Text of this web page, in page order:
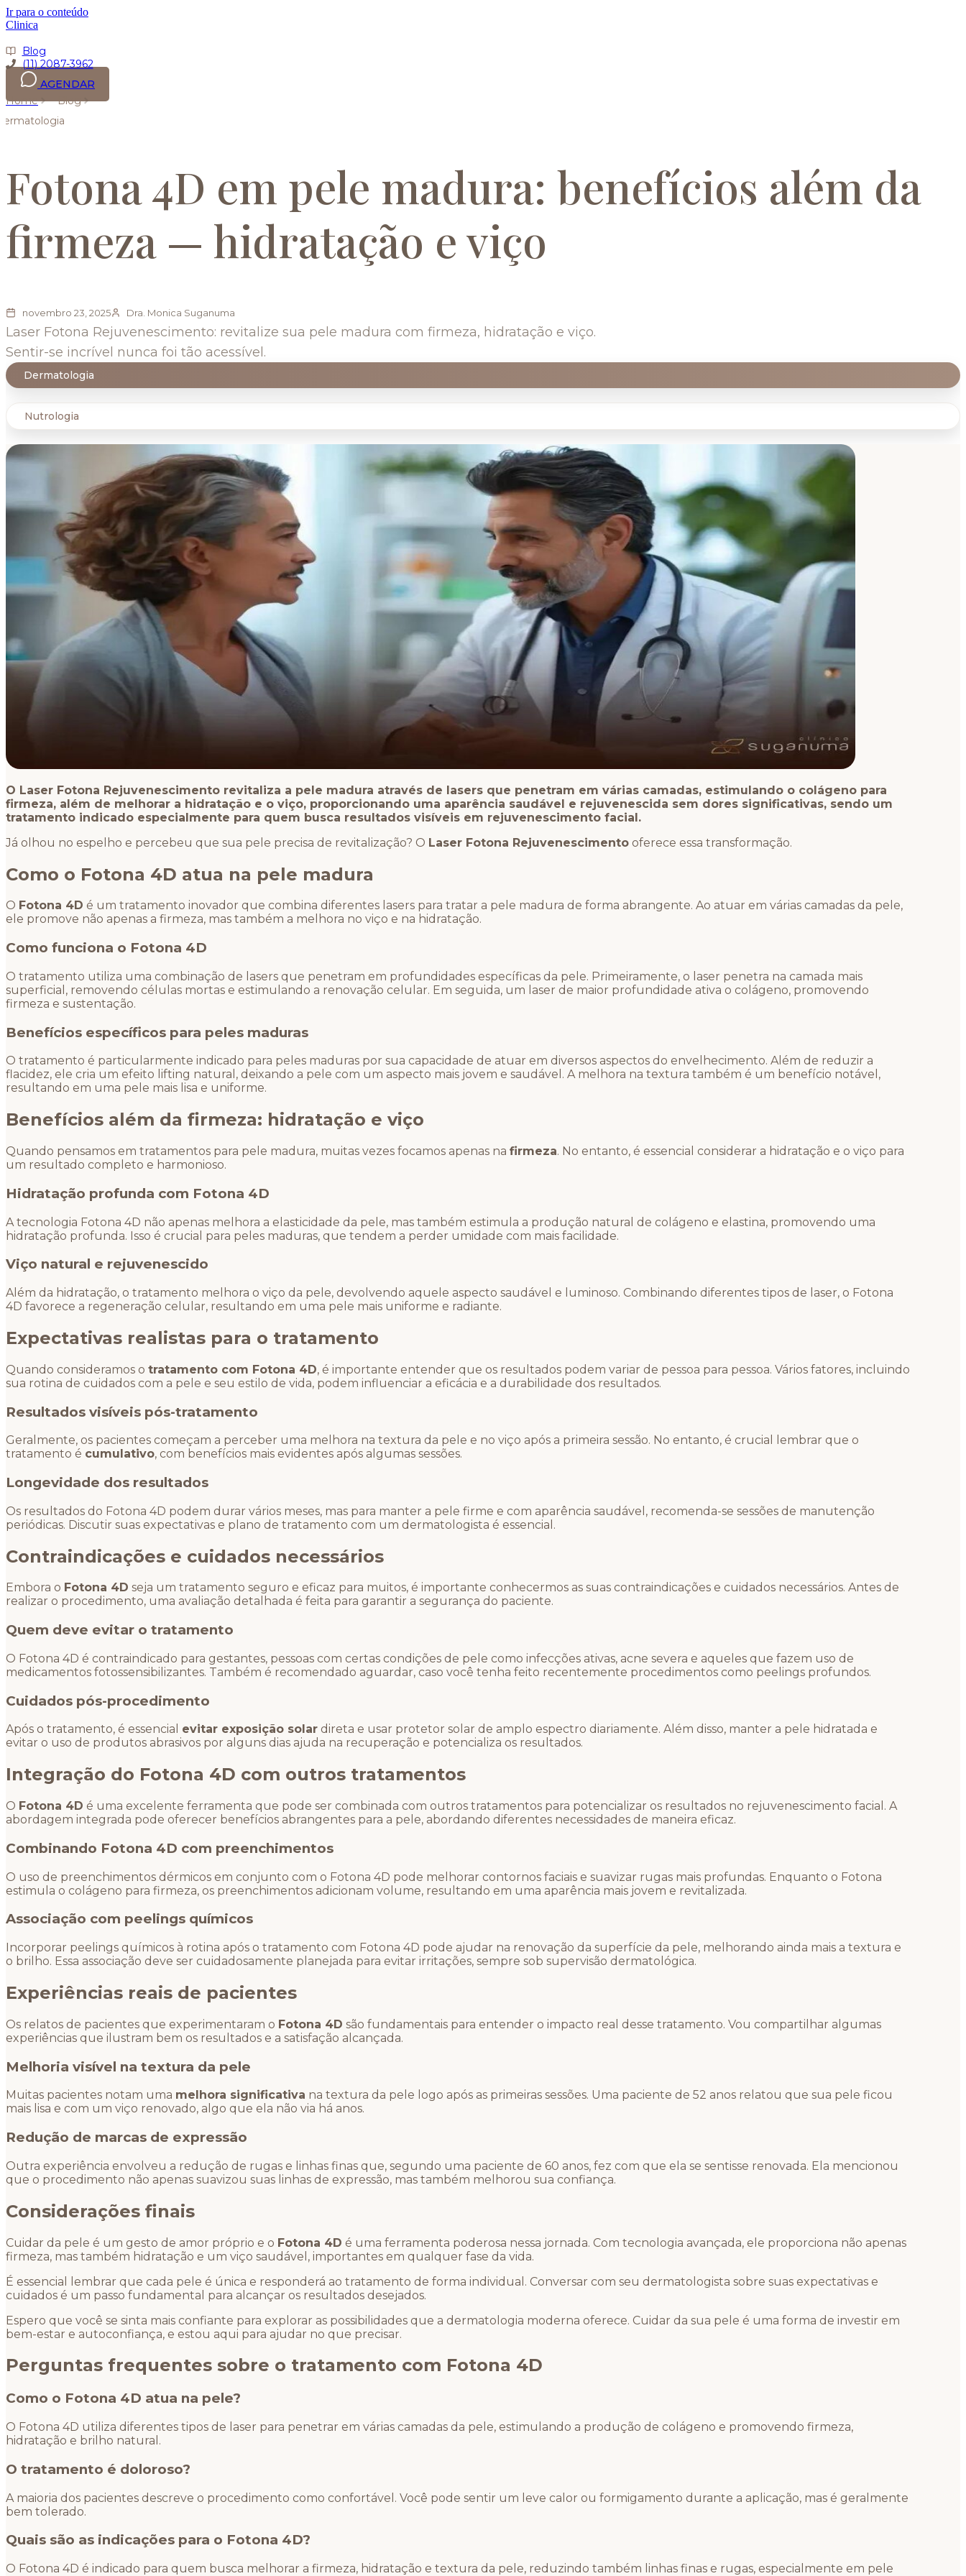
Ir para o conteúdo
Clinica
Blog
(11) 2087-3962
AGENDAR
Home
Blog
Fotona 4D em pele madura: benefícios além da
firmeza — hidratação e viço
novembro 23, 2025 Dra. Monica Suganuma
Laser Fotona Rejuvenescimento: revitalize sua pele madura com firmeza, hidratação e viço.
Sentir-se incrível nunca foi tão acessível.
Dermatologia
Nutrologia
O Laser Fotona Rejuvenescimento revitaliza a pele madura através de lasers que penetram em várias camadas, estimulando o colágeno para
firmeza, além de melhorar a hidratação e o viço, proporcionando uma aparência saudável e rejuvenescida sem dores significativas, sendo um
tratamento indicado especialmente para quem busca resultados visíveis em rejuvenescimento facial.
Já olhou no espelho e percebeu que sua pele precisa de revitalização? O Laser Fotona Rejuvenescimento oferece essa transformação.
Como o Fotona 4D atua na pele madura
O Fotona 4D é um tratamento inovador que combina diferentes lasers para tratar a pele madura de forma abrangente. Ao atuar em várias camadas da pele,
ele promove não apenas a firmeza, mas também a melhora no viço e na hidratação.
Como funciona o Fotona 4D
O tratamento utiliza uma combinação de lasers que penetram em profundidades específicas da pele. Primeiramente, o laser penetra na camada mais
superficial, removendo células mortas e estimulando a renovação celular. Em seguida, um laser de maior profundidade ativa o colágeno, promovendo
firmeza e sustentação.
Benefícios específicos para peles maduras
O tratamento é particularmente indicado para peles maduras por sua capacidade de atuar em diversos aspectos do envelhecimento. Além de reduzir a
flacidez, ele cria um efeito lifting natural, deixando a pele com um aspecto mais jovem e saudável. A melhora na textura também é um benefício notável,
resultando em uma pele mais lisa e uniforme.
Benefícios além da firmeza: hidratação e viço
Quando pensamos em tratamentos para pele madura, muitas vezes focamos apenas na firmeza. No entanto, é essencial considerar a hidratação e o viço para
um resultado completo e harmonioso.
Hidratação profunda com Fotona 4D
A tecnologia Fotona 4D não apenas melhora a elasticidade da pele, mas também estimula a produção natural de colágeno e elastina, promovendo uma
hidratação profunda. Isso é crucial para peles maduras, que tendem a perder umidade com mais facilidade.
Viço natural e rejuvenescido
Além da hidratação, o tratamento melhora o viço da pele, devolvendo aquele aspecto saudável e luminoso. Combinando diferentes tipos de laser, o Fotona
4D favorece a regeneração celular, resultando em uma pele mais uniforme e radiante.
Expectativas realistas para o tratamento
Quando consideramos o tratamento com Fotona 4D, é importante entender que os resultados podem variar de pessoa para pessoa. Vários fatores, incluindo
sua rotina de cuidados com a pele e seu estilo de vida, podem influenciar a eficácia e a durabilidade dos resultados.
Resultados visíveis pós-tratamento
Geralmente, os pacientes começam a perceber uma melhora na textura da pele e no viço após a primeira sessão. No entanto, é crucial lembrar que o
tratamento é cumulativo, com benefícios mais evidentes após algumas sessões.
Longevidade dos resultados
Os resultados do Fotona 4D podem durar vários meses, mas para manter a pele firme e com aparência saudável, recomenda-se sessões de manutenção
periódicas. Discutir suas expectativas e plano de tratamento com um dermatologista é essencial.
Contraindicações e cuidados necessários
Embora o Fotona 4D seja um tratamento seguro e eficaz para muitos, é importante conhecermos as suas contraindicações e cuidados necessários. Antes de
realizar o procedimento, uma avaliação detalhada é feita para garantir a segurança do paciente.
Quem deve evitar o tratamento
O Fotona 4D é contraindicado para gestantes, pessoas com certas condições de pele como infecções ativas, acne severa e aqueles que fazem uso de
medicamentos fotossensibilizantes. Também é recomendado aguardar, caso você tenha feito recentemente procedimentos como peelings profundos.
Cuidados pós-procedimento
Após o tratamento, é essencial evitar exposição solar direta e usar protetor solar de amplo espectro diariamente. Além disso, manter a pele hidratada e
evitar o uso de produtos abrasivos por alguns dias ajuda na recuperação e potencializa os resultados.
Integração do Fotona 4D com outros tratamentos
O Fotona 4D é uma excelente ferramenta que pode ser combinada com outros tratamentos para potencializar os resultados no rejuvenescimento facial. A
abordagem integrada pode oferecer benefícios abrangentes para a pele, abordando diferentes necessidades de maneira eficaz.
Combinando Fotona 4D com preenchimentos
O uso de preenchimentos dérmicos em conjunto com o Fotona 4D pode melhorar contornos faciais e suavizar rugas mais profundas. Enquanto o Fotona
estimula o colágeno para firmeza, os preenchimentos adicionam volume, resultando em uma aparência mais jovem e revitalizada.
Associação com peelings químicos
Incorporar peelings químicos à rotina após o tratamento com Fotona 4D pode ajudar na renovação da superfície da pele, melhorando ainda mais a textura e
o brilho. Essa associação deve ser cuidadosamente planejada para evitar irritações, sempre sob supervisão dermatológica.
Experiências reais de pacientes
Os relatos de pacientes que experimentaram o Fotona 4D são fundamentais para entender o impacto real desse tratamento. Vou compartilhar algumas
experiências que ilustram bem os resultados e a satisfação alcançada.
Melhoria visível na textura da pele
Muitas pacientes notam uma melhora significativa na textura da pele logo após as primeiras sessões. Uma paciente de 52 anos relatou que sua pele ficou
mais lisa e com um viço renovado, algo que ela não via há anos.
Redução de marcas de expressão
Outra experiência envolveu a redução de rugas e linhas finas que, segundo uma paciente de 60 anos, fez com que ela se sentisse renovada. Ela mencionou
que o procedimento não apenas suavizou suas linhas de expressão, mas também melhorou sua confiança.
Considerações finais
Cuidar da pele é um gesto de amor próprio e o Fotona 4D é uma ferramenta poderosa nessa jornada. Com tecnologia avançada, ele proporciona não apenas
firmeza, mas também hidratação e um viço saudável, importantes em qualquer fase da vida.
É essencial lembrar que cada pele é única e responderá ao tratamento de forma individual. Conversar com seu dermatologista sobre suas expectativas e
cuidados é um passo fundamental para alcançar os resultados desejados.
Espero que você se sinta mais confiante para explorar as possibilidades que a dermatologia moderna oferece. Cuidar da sua pele é uma forma de investir em
bem-estar e autoconfiança, e estou aqui para ajudar no que precisar.
Perguntas frequentes sobre o tratamento com Fotona 4D
Como o Fotona 4D atua na pele?
O Fotona 4D utiliza diferentes tipos de laser para penetrar em várias camadas da pele, estimulando a produção de colágeno e promovendo firmeza,
hidratação e brilho natural.
O tratamento é doloroso?
A maioria dos pacientes descreve o procedimento como confortável. Você pode sentir um leve calor ou formigamento durante a aplicação, mas é geralmente
bem tolerado.
Quais são as indicações para o Fotona 4D?
O Fotona 4D é indicado para quem busca melhorar a firmeza, hidratação e textura da pele, reduzindo também linhas finas e rugas, especialmente em pele